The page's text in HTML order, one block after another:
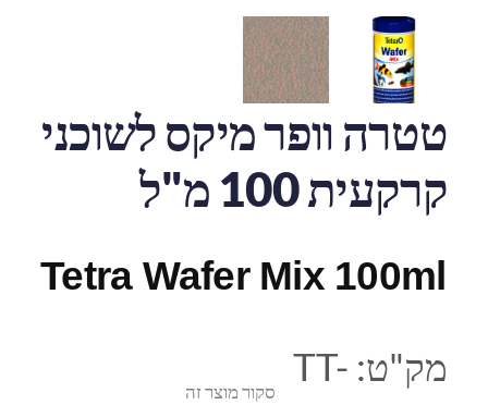
טטרה וופר מיקס לשוכני
קרקעית 100 מ"ל
Tetra Wafer Mix 100ml
סקור מוצר זה
מק"ט: TT-